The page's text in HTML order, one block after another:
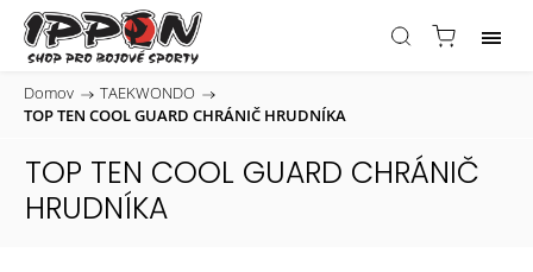
Domov / TAEKWONDO /
TOP TEN COOL GUARD CHRÁNIČ HRUDNÍKA
TOP TEN COOL GUARD CHRÁNIČ
HRUDNÍKA